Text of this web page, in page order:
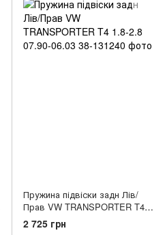
Пружина підвіски задн Лів/
Прав VW TRANSPORTER T4
1.8-2.8 07.90-06.03
2 725 грн